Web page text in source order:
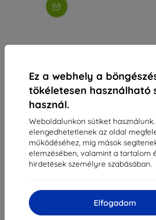
Ez a webhely a
tökéletesen használható
használ.
Weboldalunkon sütiket
elengedhetetlenek az oldal
működéséhez, míg mások
elemzésében, valamint a tartalom
hirdetések személyre szabásában.
Elfogadom
Shield-Sk s.r.o.
Rudolf Mocka utca 3750/2A
Cégjegyzékszám:
ÁFA-azonosító:
SK2023549671